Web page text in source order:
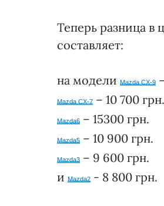
Теперь разница в
составляет:
на модели Mazda CX-9
Mazda CX-7 – 10 700 грн.
Mazda6 – 15300 грн.
Mazda5 – 10 900 грн.
Mazda3 – 9 600 грн.
и Mazda2 - 8 800 грн.